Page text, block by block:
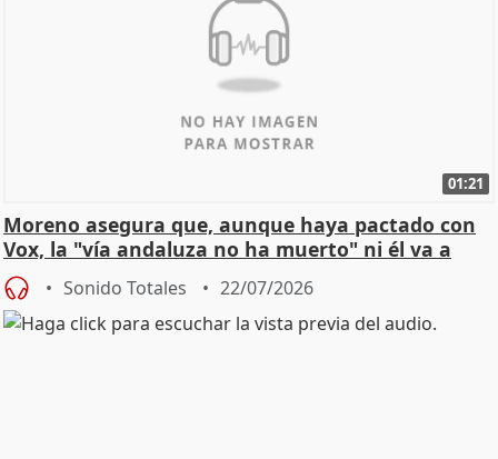
01:21
Moreno asegura que, aunque haya pactado con
Vox, la "vía andaluza no ha muerto" ni él va a
"cambiar"
Sonido Totales 22/07/2026